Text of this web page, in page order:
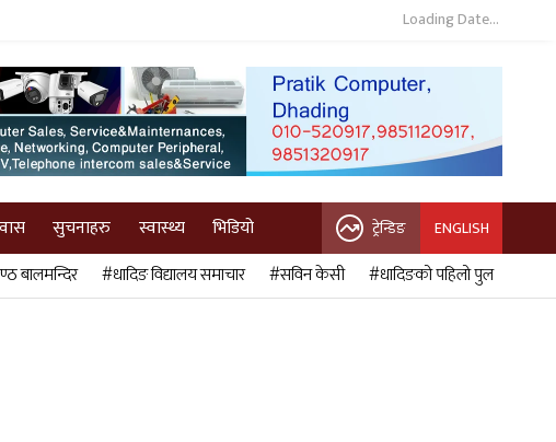
Loading Date...
सुचनाहरु स्वास्थ्य भिडियो ट्रेन्डिङ ENGLISH
बालमन्दिर #धादिङ विद्यालय समाचार #सविन केसी #धादिङको पहिलो पुल